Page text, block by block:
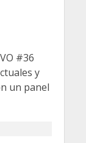
#36
y
un panel